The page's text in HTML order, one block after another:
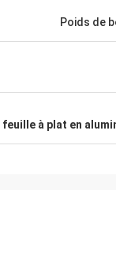
Poids de
feuille à plat en